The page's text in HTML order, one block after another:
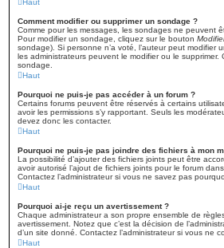
Comment modifier ou supprimer un sondage ?
Comme pour les messages, les sondages ne peuvent
Pour modifier un sondage, cliquez sur le bouton
sondage). Si personne n’a voté, l’auteur peut
les administrateurs peuvent le modifier ou le
sondage.
Haut
Pourquoi ne puis-je pas accéder à un forum ?
Certains forums peuvent être réservés à certains
avoir les permissions s’y rapportant. Seuls les
devez donc les contacter.
Haut
Pourquoi ne puis-je pas joindre des fichiers à mon
La possibilité d’ajouter des fichiers joints peut être
avoir autorisé l’ajout de fichiers joints pour le forum
Contactez l’administrateur si vous ne savez pas
Haut
Pourquoi ai-je reçu un avertissement ?
Chaque administrateur a son propre ensemble de
avertissement. Notez que c’est la décision de
d’un site donné. Contactez l’administrateur si vous ne
Haut